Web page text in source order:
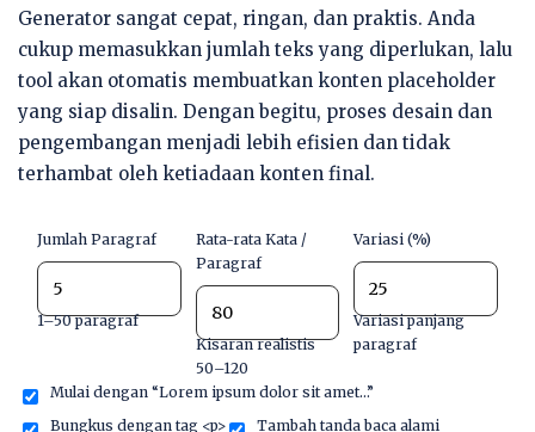
Generator sangat cepat, ringan, dan praktis. Anda
cukup memasukkan jumlah teks yang diperlukan, lalu
tool akan otomatis membuatkan konten placeholder
yang siap disalin. Dengan begitu, proses desain dan
pengembangan menjadi lebih efisien dan tidak
terhambat oleh ketiadaan konten final.
Jumlah Paragraf
1–50 paragraf
Rata-rata Kata /
Paragraf
Kisaran realistis
50–120
Variasi (%)
Variasi panjang
paragraf
Mulai dengan “Lorem ipsum dolor sit amet…”
Bungkus dengan tag <p>
Tambah tanda baca alami